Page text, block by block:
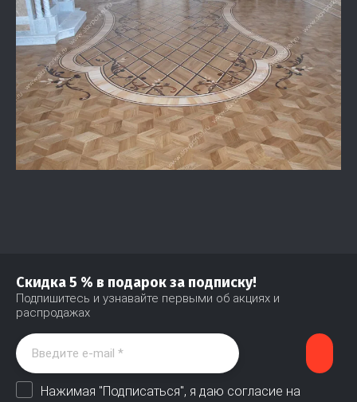
Скидка 5 % в подарок за подписку!
Подпишитесь и узнавайте первыми об акциях и
распродажах
Нажимая "Подписаться", я даю согласие на